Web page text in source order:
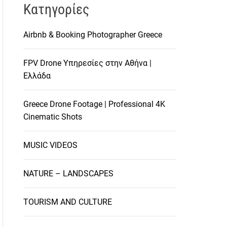
Kατηγορίες
Airbnb & Booking Photographer Greece
FPV Drone Υπηρεσίες στην Αθήνα |
Ελλάδα
Greece Drone Footage | Professional 4K
Cinematic Shots
MUSIC VIDEOS
NATURE – LANDSCAPES
TOURISM AND CULTURE